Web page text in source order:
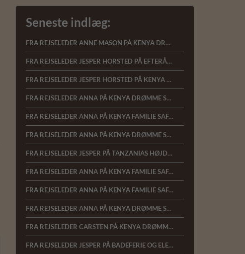
Seneste indlæg:
FRA REJSELEDER ANNE MASON PÅ KENYA DRØMME SAFARI 15.1.2023
FRA REJSELEDER JESPER HORSTED PÅ EFTERÅRSSAFARI I KENYA, 18.10.2022
FRA REJSELEDER JESPER HORSTED PÅ KENYA FAMILIESAFARI, 13.10.2022
FRA REJSELEDER ANNA PÅ KENYA DRØMME SAFARI 11.07.22
FRA REJSELEDER ANNA PÅ KENYA FAMILIE SAFARI 06.07.22
FRA REJSELEDER ANNA PÅ KENYA DRØMME SAFARI 05.03.2022
FRA REJSELEDER JESPER PÅ TANZANIAS HØJDEPUNKTER 17.01.22
FRA REJSELEDER ANNA PÅ KENYA FAMILIE SAFARI 16.01.22
FRA REJSELEDER ANNA PÅ KENYA FAMILIE SAFARI 18.10.2021
FRA REJSELEDER ANNA PÅ KENYA DRØMME SAFARI 01.03.2020
FRA REJSELEDER CARSTEN PÅ KENYA DRØMME SAFARI 16.02.2020
FRA REJSELEDER JESPER PÅ BADEFERIE OG ELEFANTSAFARI VED KENYAKYSTEN 11.02.2020